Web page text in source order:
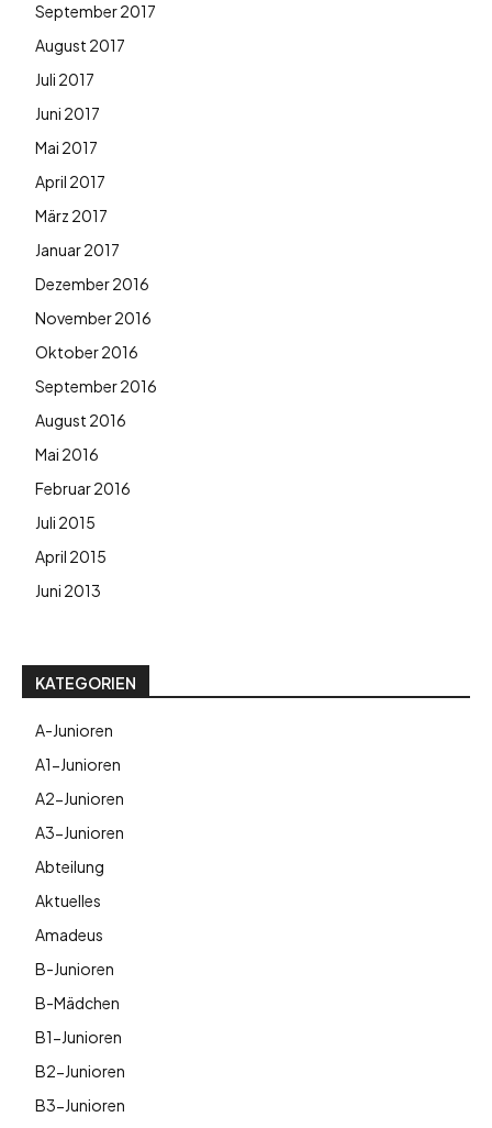
September 2017
August 2017
Juli 2017
Juni 2017
Mai 2017
April 2017
März 2017
Januar 2017
Dezember 2016
November 2016
Oktober 2016
September 2016
August 2016
Mai 2016
Februar 2016
Juli 2015
April 2015
Juni 2013
KATEGORIEN
A-Junioren
A1-Junioren
A2-Junioren
A3-Junioren
Abteilung
Aktuelles
Amadeus
B-Junioren
B-Mädchen
B1-Junioren
B2-Junioren
B3-Junioren